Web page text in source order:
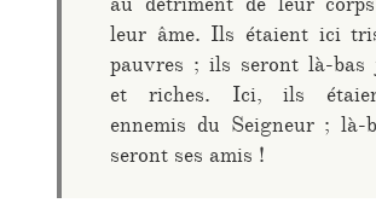
leur âme. Ils étaient ici
pauvres ; ils seront là-bas
et riches. Ici, ils
ennemis du Seigneur ; là-
seront ses amis !